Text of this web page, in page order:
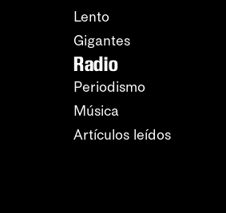
Lento
Gigantes
Radio
Periodismo
Música
Artículos leídos